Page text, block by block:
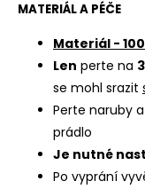
MATERIÁL A PÉČE
Materiál -
Len perte na
se mohl srazit
Perte naruby
prádlo
Je nutné
Po vyprání